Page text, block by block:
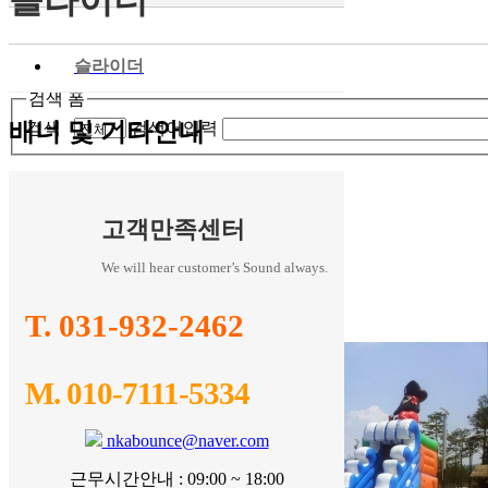
슬라이더
배너 및 기타안내
고객만족센터
We will hear customer’s Sound always.
T. 031-932-2462
M. 010-7111-5334
nkabounce@naver.com
근무시간안내 : 09:00 ~ 18:00
검색 폼
검색
검색어입력
대형호야슬라이드
대형몽이슬라이드